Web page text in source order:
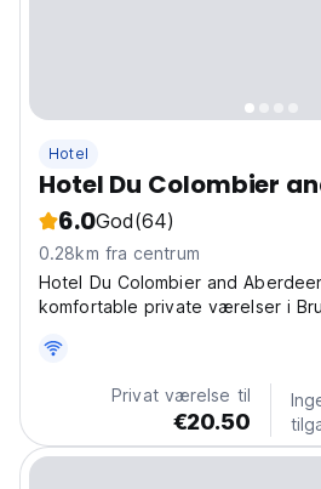
Hotel
Hotel Du Colombier
6.0God(64)
0.28km fra centrum
Hotel Du Colombier and
komfortable private værelser i
Privat værelse til
€20.50